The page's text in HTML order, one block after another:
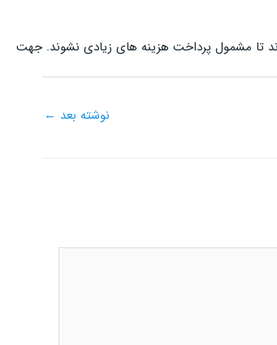
تا مشمول پرداخت هزینه های زیادی نشوند. جهت
نوشته بعد ←